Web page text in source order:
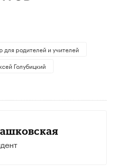
для родителей и учителей
Голубицкий